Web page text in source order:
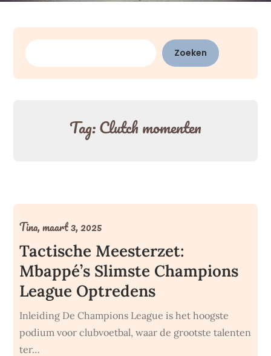
Zoeken
Zoeken
Tag:Clutch momenten
Tactische Meesterzet:
Mbappé’s Slimste Champions
League Optredens
Tina,maart 3, 2025
Inleiding De Champions League is het hoogste
podium voor clubvoetbal, waar de grootste talenten
ter…